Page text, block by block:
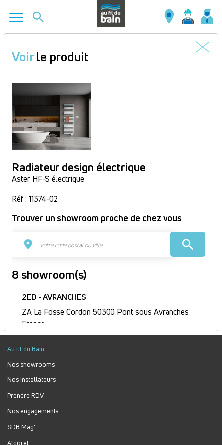
contenu
Voirle produit
Radiateur design électrique
Aster HF-S électrique
Réf : 11374-02
Trouver un showroom proche de chez vous
8 showroom(s)
2ED - AVRANCHES
ZA La Fosse Cordon 50300 Pont sous Avranches
France
Itinéraire
Fermé
Jour
Plage
horaire
Lundi :
Mardi :
Jeudi :
Vendredi : 8h-12h, 14h-17h
Samedi :
Au fil du Bain
Nos showrooms
Nos installateurs
Prendre RDV
Nos engagements
SDB Mag'
Algorel